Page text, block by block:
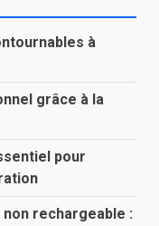
à
grâce à la
pour
rechargeable :